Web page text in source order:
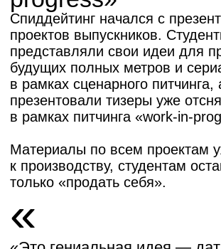
Всего было представлено
23 проекта полных метров